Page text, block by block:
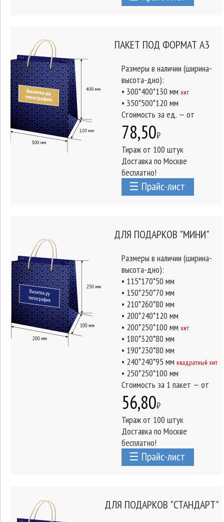
ПАКЕТ ПОД ФОРМАТ А3
Размеры в наличии (ширина-
высота-дно):
• 300*400*130 мм хит
• 350*500*120 мм
Стоимость за ед. — от
78,50₽
Тираж от 100 штук
Доставка по Москве
бесплатно!
☰ Прайс-лист
ДЛЯ ПОДАРКОВ "МИНИ"
Размеры в наличии (ширина-
высота-дно):
• 115*170*50 мм
• 150*250*70 мм
• 210*260*80 мм
• 200*240*120 мм
• 200*250*100 мм хит
• 180*320*80 мм
• 190*230*80 мм
• 240*240*95 мм квадратный хит
• 250*250*100 мм
Стоимость за 1 пакет — от
56,80₽
Тираж от 100 штук
Доставка по Москве
бесплатно!
☰ Прайс-лист
ДЛЯ ПОДАРКОВ "СТАНДАРТ"